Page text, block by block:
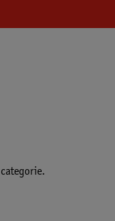
categorie.